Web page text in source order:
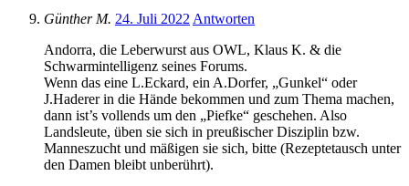
Günther M. 24. Juli 2022 Antworten
Andorra, die Leberwurst aus OWL, Klaus K. & die
Schwarmintelligenz seines Forums.
Wenn das eine L.Eckard, ein A.Dorfer, „Gunkel“ oder
J.Haderer in die Hände bekommen und zum Thema machen,
dann ist’s vollends um den „Piefke“ geschehen. Also
Landsleute, üben sie sich in preußischer Disziplin bzw.
Manneszucht und mäßigen sie sich, bitte (Rezeptetausch unter
den Damen bleibt unberührt).